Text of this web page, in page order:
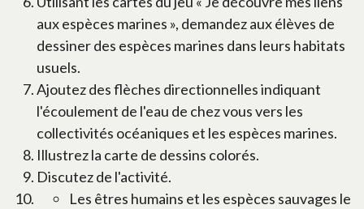
aux espèces marines », demandez aux élèves de
dessiner des espèces marines dans leurs habitats
usuels.
Ajoutez des flèches directionnelles indiquant
l'écoulement de l'eau de chez vous vers les
collectivités océaniques et les espèces marines.
Illustrez la carte de dessins colorés.
Discutez de l'activité.
Les êtres humains et les espèces sauvages le